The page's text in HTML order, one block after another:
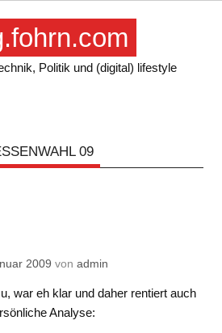
Politik und (digital) lifestyle
09
2009 von admin
war eh klar und daher rentiert auch
Analyse: